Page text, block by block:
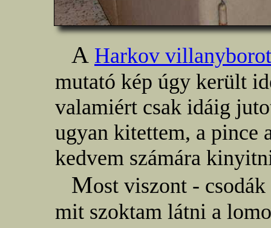
A Harkov
mutató kép úgy került
valamiért csak idáig
ugyan kitettem, a pince
kedvem számára
Most viszont -
mit szoktam látni a